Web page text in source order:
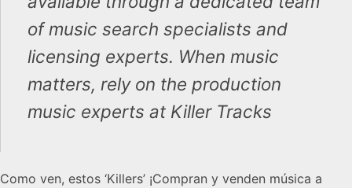
of music search specialists and
licensing experts. When music
matters, rely on the production
music experts at Killer Tracks
Como ven, estos ‘Killers’ ¡Compran y venden música a